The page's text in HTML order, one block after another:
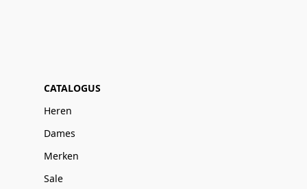
CATALOGUS
Heren
Dames
Merken
Sale